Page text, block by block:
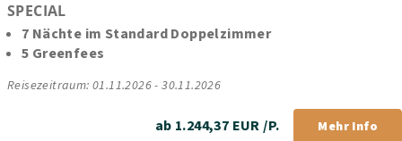
SPECIAL
7 Nächte im Standard Doppelzimmer
5 Greenfees
Reisezeitraum: 01.11.2026 - 30.11.2026
ab 1.244,37 EUR /P. Mehr Info